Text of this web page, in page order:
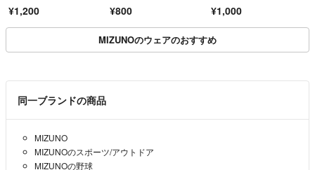
¥1,200 ¥800 ¥1,000
MIZUNOのウェアのおすすめ
同一ブランドの商品
MIZUNO
MIZUNOのスポーツ/アウトドア
MIZUNOの野球